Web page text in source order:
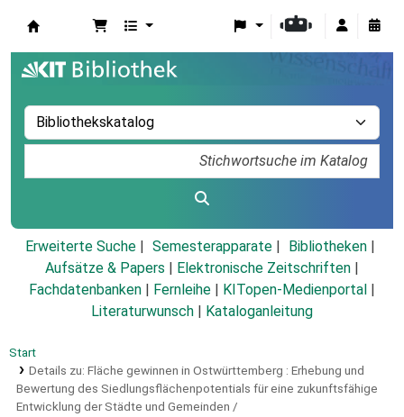
Erweiterte Suche Semesterapparate
Bibliotheken
Aufsätze & Papers
Elektronische Zeitschriften
Fachdatenbanken
Fernleihe KITopen-Medienportal
Literaturwunsch
Kataloganleitung
Start
Details zu: Fläche gewinnen in Ostwürttemberg : Erhebung und
Bewertung des Siedlungsflächenpotentials für eine zukunftsfähige
Entwicklung der Städte und Gemeinden /